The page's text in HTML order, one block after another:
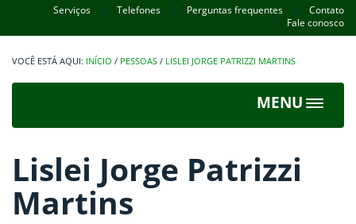
Serviços Telefones Perguntas frequentes
Contato
Fale conosco
INÍCIO / PESSOAS / LISLEI JORGE PATRIZZI MARTINS
MENU
Toggle
Lislei Jorge Patrizzi
Martins